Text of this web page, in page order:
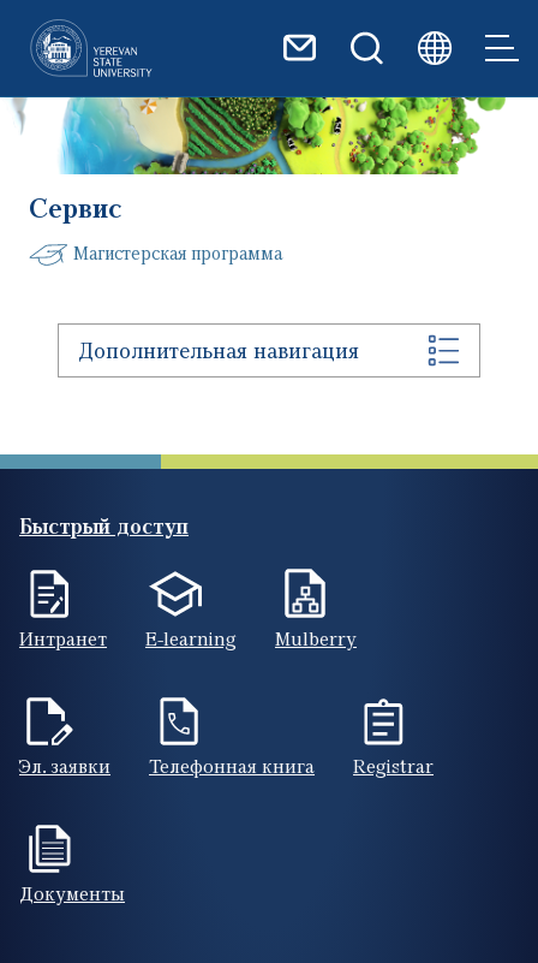
Сервис
Магистерская программа
Дополнительная навигация
Быстрый доступ
Интранет E-learning Mulberry
Эл. заявки Телефонная книга Registrar
Документы